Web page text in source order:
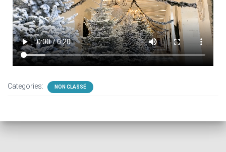
Categories: NON CLASSÉ